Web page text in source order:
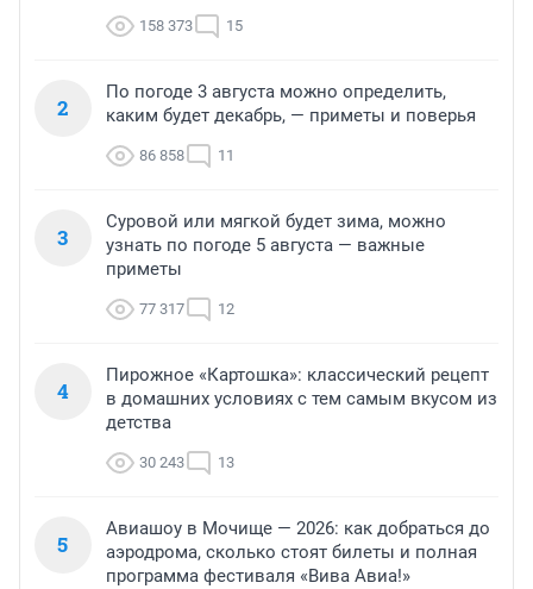
158 373 15
2
По погоде 3 августа можно определить,
каким будет декабрь, — приметы и поверья
86 858 11
3
Суровой или мягкой будет зима, можно
узнать по погоде 5 августа — важные
приметы
77 317 12
4
Пирожное «Картошка»: классический рецепт
в домашних условиях с тем самым вкусом из
детства
30 243 13
5
Авиашоу в Мочище — 2026: как добраться до
аэродрома, сколько стоят билеты и полная
программа фестиваля «Вива Авиа!»